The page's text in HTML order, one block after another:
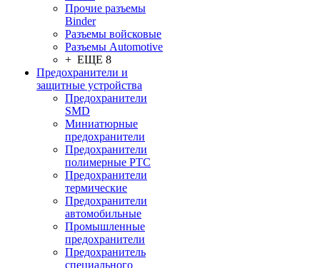
Прочие разъемы
Binder
Разъемы войсковые
Разъeмы Automotive
+ ЕЩЕ 8
Предохранители и
защитные устройства
Предохранители
SMD
Миниатюрные
предохранители
Предохранители
полимерные PTC
Предохранители
термические
Предохранители
автомобильные
Промышленные
предохранители
Предохранитель
специального